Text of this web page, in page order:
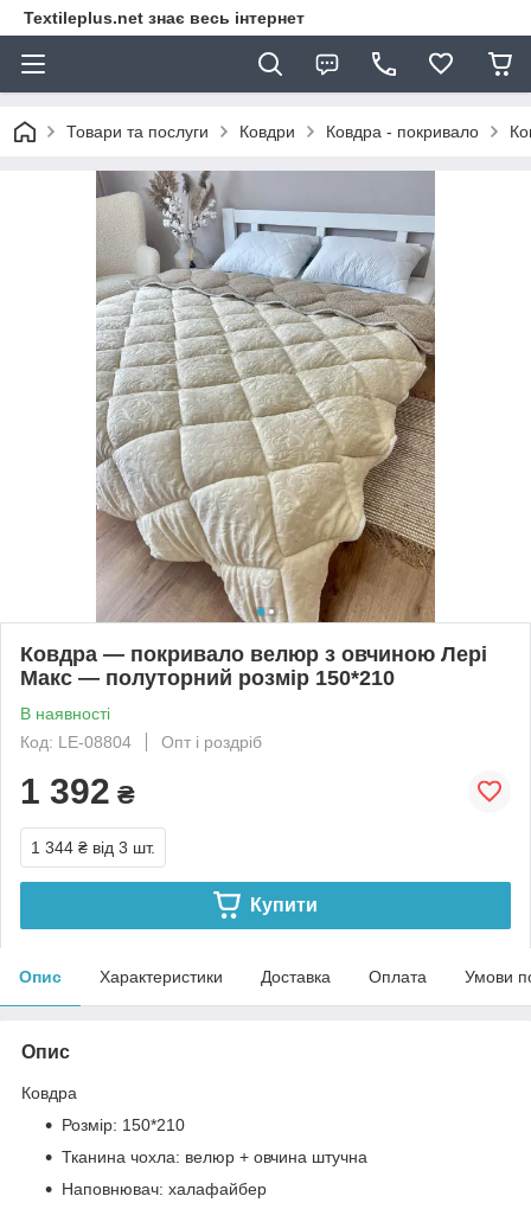
Textileplus.net знає весь інтернет
Товари та послуги Ковдри Ковдра - покривало
Ковдра — покривало велюр з овчиною Лері
Макс — полуторний розмір 150*210
В наявності
Код: LE-08804
Опт і роздріб
1 392 ₴
1 344 ₴ від 3 шт.
Купити
Опис Характеристики Доставка Оплата Умови
Опис
Ковдра
Розмір: 150*210
Тканина чохла: велюр + овчина штучна
Наповнювач: халафайбер